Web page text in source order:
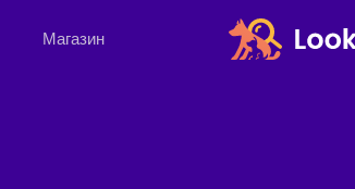
Магазин